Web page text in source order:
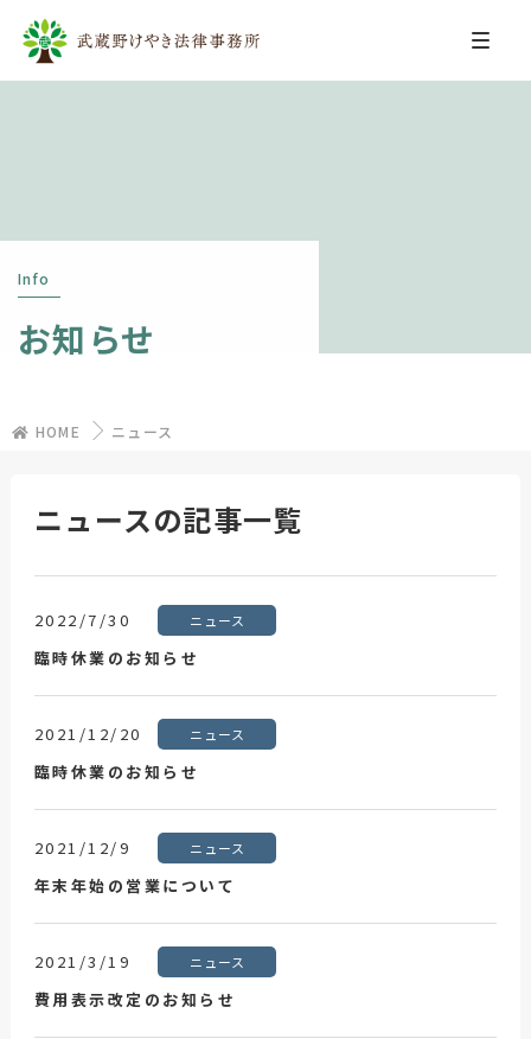
Info
お知らせ
HOME ニュース
ニュースの記事一覧
2022/7/30 ニュース
臨時休業のお知らせ
2021/12/20 ニュース
臨時休業のお知らせ
2021/12/9 ニュース
年末年始の営業について
2021/3/19 ニュース
費用表示改定のお知らせ